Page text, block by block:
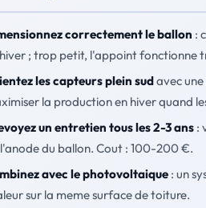
correctement le ballon :
; trop petit, l'appoint fonctionne
les capteurs plein sudavec une
la production en hiver quand
un entretien tous les 2-3 ans:
du ballon. Cout : 100-200 €.
avec le photovoltaique: un
sur la meme surface de toiture.